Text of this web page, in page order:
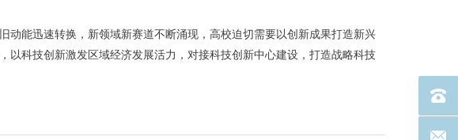
能迅速转换，新领域新赛道不断涌现，高校迫切需要以创新成果打造新兴
科技创新激发区域经济发展活力，对接科技创新中心建设，打造战略科技
电话
联系